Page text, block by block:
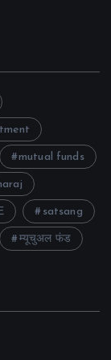
mutual funds
satsang
म्यूचुअल फंड